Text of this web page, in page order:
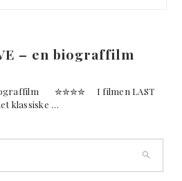
– en biograffilm
biograffilm ✮✮✮✮ I filmen LAST
klassiske …